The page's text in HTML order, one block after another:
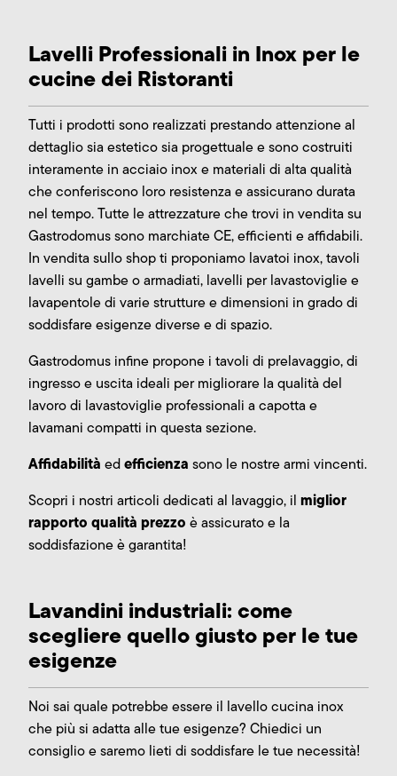
Lavelli Professionali in Inox per le
cucine dei Ristoranti
Tutti i prodotti sono realizzati prestando attenzione al
dettaglio sia estetico sia progettuale e sono costruiti
interamente in acciaio inox e materiali di alta qualità
che conferiscono loro resistenza e assicurano durata
nel tempo. Tutte le attrezzature che trovi in vendita su
Gastrodomus sono marchiate CE, efficienti e affidabili.
In vendita sullo shop ti proponiamo lavatoi inox, tavoli
lavelli su gambe o armadiati, lavelli per lavastoviglie e
lavapentole di varie strutture e dimensioni in grado di
soddisfare esigenze diverse e di spazio.
Gastrodomus infine propone i tavoli di prelavaggio, di
ingresso e uscita ideali per migliorare la qualità del
lavoro di lavastoviglie professionali a capotta e
lavamani compatti in questa sezione.
Affidabilità edefficienza sono le nostre armi vincenti.
Scopri i nostri articoli dedicati al lavaggio, il miglior
rapporto qualità prezzo è assicurato e la
soddisfazione è garantita!
Lavandini industriali: come
scegliere quello giusto per le tue
esigenze
Noi sai quale potrebbe essere il lavello cucina inox
che più si adatta alle tue esigenze? Chiedici un
consiglio e saremo lieti di soddisfare le tue necessità!